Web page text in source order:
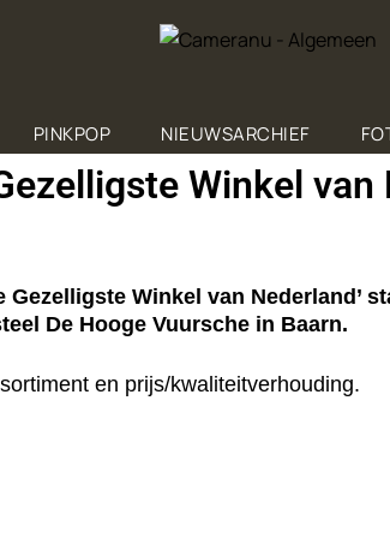
PINKPOP NIEUWSARCHIEF
Winkel van
Winkel van Nederland’
De Hooge Vuursche in Baarn.
en prijs/kwaliteitverhouding.